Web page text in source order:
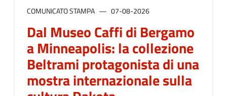
COMUNICATO STAMPA 07-08-2026
Dal Museo Caffi di Bergamo
a Minneapolis: la collezione
Beltrami protagonista di una
mostra internazionale sulla